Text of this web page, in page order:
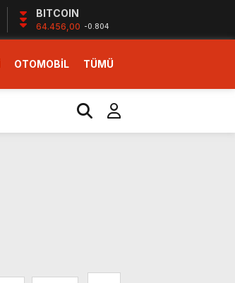
BITCOIN
64.456,00 -0.804
OTOMOBİL TÜMÜ